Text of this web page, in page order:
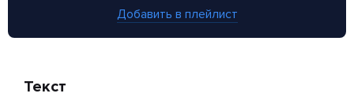
Добавить в плейлист
Текст